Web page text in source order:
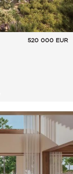
520 000 EUR